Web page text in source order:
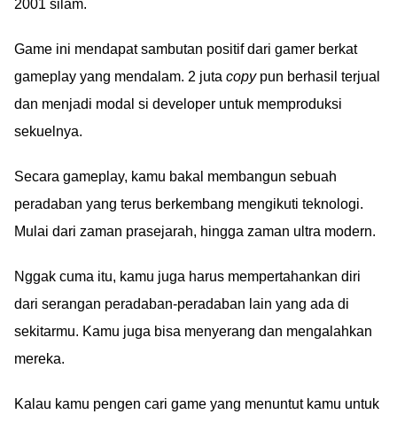
2001 silam.
Game ini mendapat sambutan positif dari gamer berkat
gameplay yang mendalam. 2 juta copypun berhasil terjual
dan menjadi modal si developer untuk memproduksi
sekuelnya.
Secara gameplay, kamu bakal membangun sebuah
peradaban yang terus berkembang mengikuti teknologi.
Mulai dari zaman prasejarah, hingga zaman ultra modern.
Nggak cuma itu, kamu juga harus mempertahankan diri
dari serangan peradaban-peradaban lain yang ada di
sekitarmu. Kamu juga bisa menyerang dan mengalahkan
mereka.
Kalau kamu pengen cari game yang menuntut kamu untuk